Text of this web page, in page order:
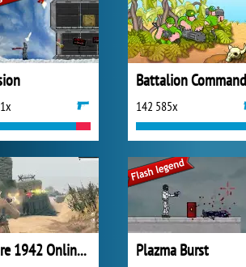
Battalion
142 585x
Warfare 1942 Online Shooter Plazma Burst